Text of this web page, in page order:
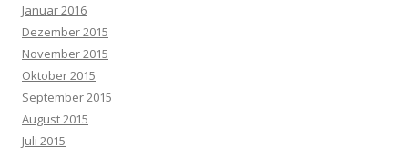
Januar 2016
Dezember 2015
November 2015
Oktober 2015
September 2015
August 2015
Juli 2015